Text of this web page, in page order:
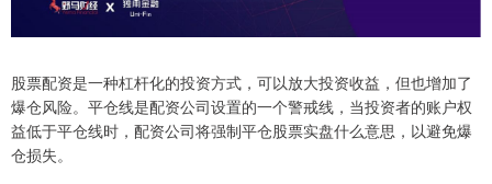
股票配资是一种杠杆化的投资方式，可以放大投资收益，但也增加了
爆仓风险。平仓线是配资公司设置的一个警戒线，当投资者的账户权
益低于平仓线时，配资公司将强制平仓股票实盘什么意思，以避免爆
仓损失。